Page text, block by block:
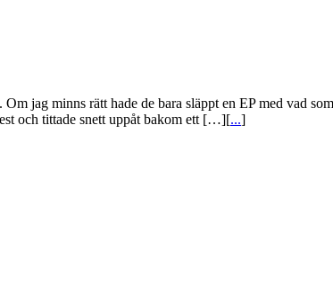
jag minns rätt hade de bara släppt en EP med vad
och tittade snett uppåt bakom ett […][...]